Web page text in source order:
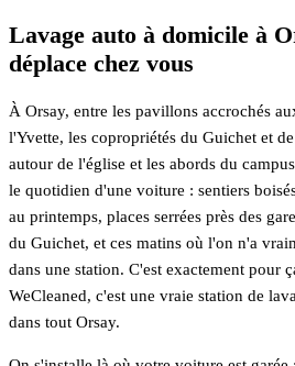
Lavage auto à domicile à
déplace chez vous
À Orsay, entre les pavillons accrochés
l'Yvette, les copropriétés du Guichet et
autour de l'église et les abords du
le quotidien d'une voiture : sentiers
au printemps, places serrées près des
du Guichet, et ces matins où l'on n'a
dans une station. C'est exactement pour
WeCleaned, c'est une vraie station de
dans tout Orsay.